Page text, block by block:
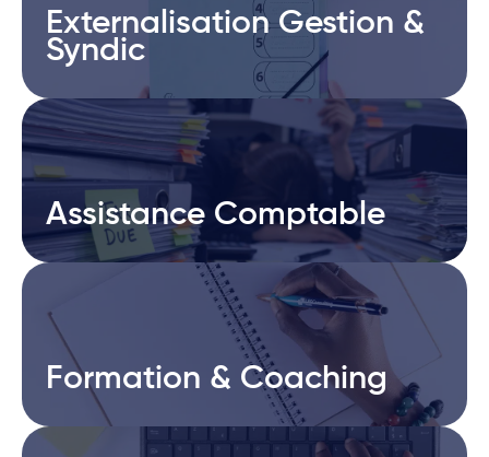
Externalisation Gestion &
Syndic
Externalisation Gestion &
Syndic
Assistance Comptable
Assistance Comptable
Formation & Coaching
Formation & Coaching